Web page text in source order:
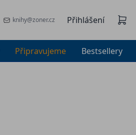
knihy@zoner.cz Přihlášení
Připravujeme Bestsellery